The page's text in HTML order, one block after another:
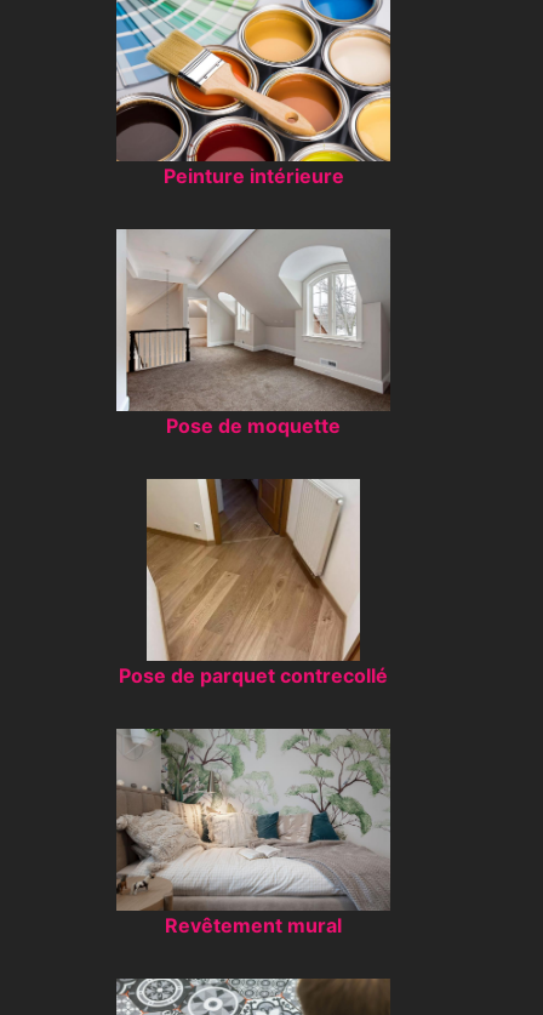
Peinture intérieure
Pose de moquette
Pose de parquet contrecollé
Revêtement mural